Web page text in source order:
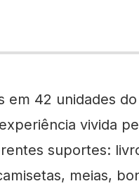
em 42 unidades
vivida
suportes:
meias,